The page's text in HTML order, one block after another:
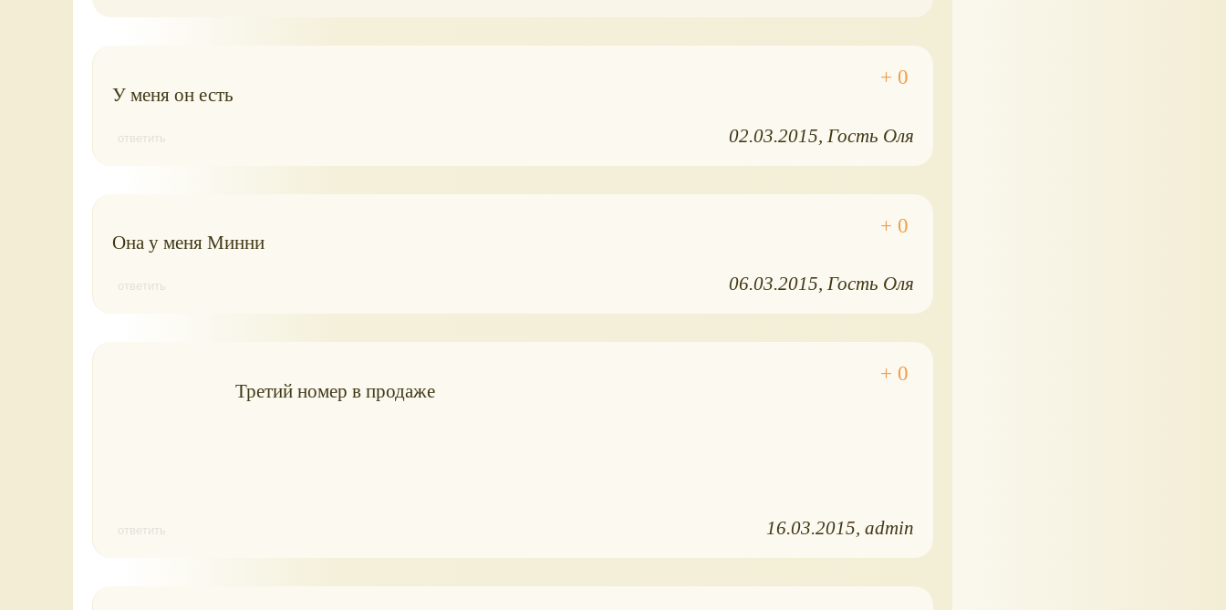
У меня он есть
ответить 02.03.2015 Гость Оля
Она у меня Минни
ответить 06.03.2015 Гость Оля
Третий номер в продаже
ответить 16.03.2015 admin